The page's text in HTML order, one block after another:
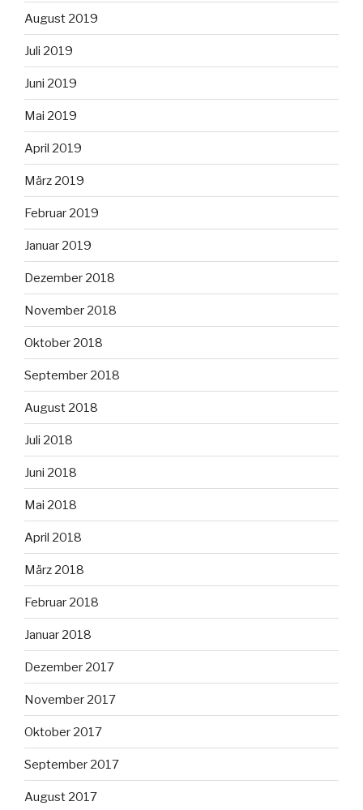
August 2019
Juli 2019
Juni 2019
Mai 2019
April 2019
März 2019
Februar 2019
Januar 2019
Dezember 2018
November 2018
Oktober 2018
September 2018
August 2018
Juli 2018
Juni 2018
Mai 2018
April 2018
März 2018
Februar 2018
Januar 2018
Dezember 2017
November 2017
Oktober 2017
September 2017
August 2017